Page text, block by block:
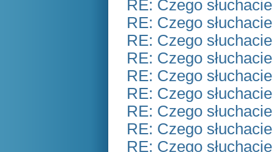
RE: Czego
RE: Czego
RE: Czego
RE: Czego
RE: Czego
RE: Czego
RE: Czego
RE: Czego
RE: Czego